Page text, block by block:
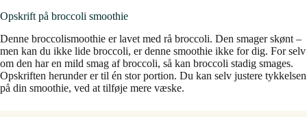
Opskrift på broccoli smoothie
Denne broccolismoothie er lavet med rå broccoli. Den smager skønt –
men kan du ikke lide broccoli, er denne smoothie ikke for dig. For selv
om den har en mild smag af broccoli, så kan broccoli stadig smages.
Opskriften herunder er til én stor portion. Du kan selv justere tykkelsen
på din smoothie, ved at tilføje mere væske.